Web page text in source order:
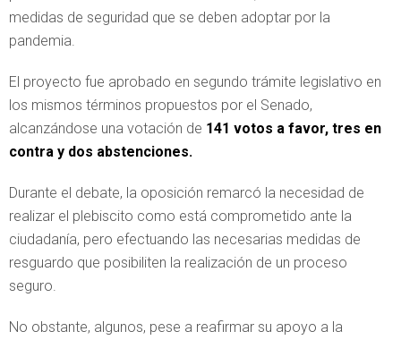
medidas de seguridad que se deben adoptar por la
pandemia.
El proyecto fue aprobado en segundo trámite legislativo en
los mismos términos propuestos por el Senado,
alcanzándose una votación de 141 votos a favor, tres en
contra y dos abstenciones.
Durante el debate, la oposición remarcó la necesidad de
realizar el plebiscito como está comprometido ante la
ciudadanía, pero efectuando las necesarias medidas de
resguardo que posibiliten la realización de un proceso
seguro.
No obstante, algunos, pese a reafirmar su apoyo a la